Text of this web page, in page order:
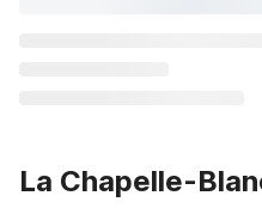
La Chapelle-